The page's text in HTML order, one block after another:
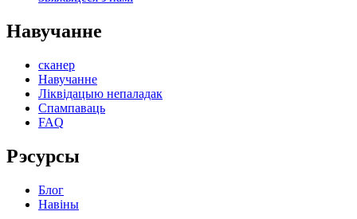
Навучанне
сканер
Навучанне
Ліквідацыю непаладак
Спампаваць
FAQ
Рэсурсы
Блог
Навіны